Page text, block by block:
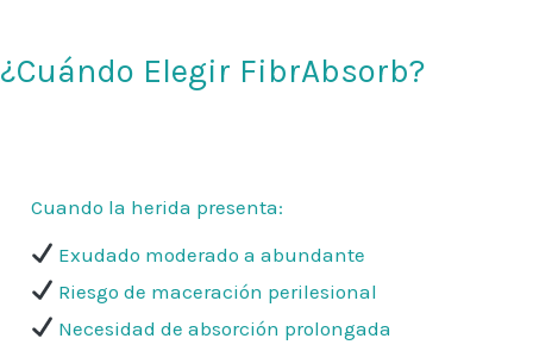
¿Cuándo Elegir FibrAbsorb?
Cuando la herida presenta:
Exudado moderado a abundante
Riesgo de maceración perilesional
Necesidad de absorción prolongada